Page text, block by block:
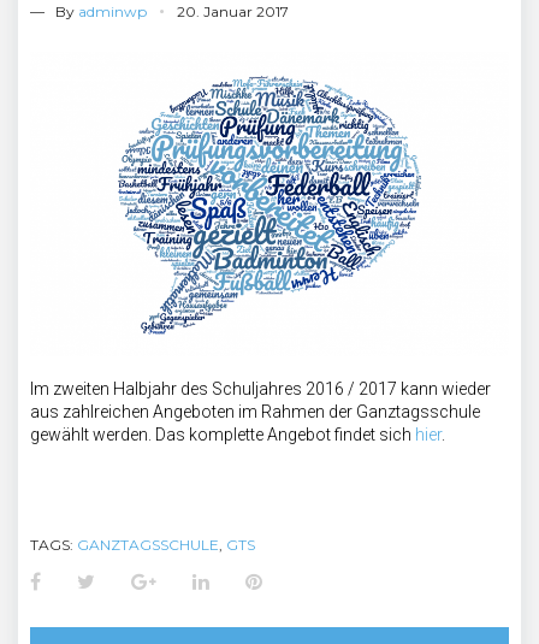
— By adminwp 20. Januar 2017
Im zweiten Halbjahr des Schuljahres 2016 / 2017 kann wieder
aus zahlreichen Angeboten im Rahmen der Ganztagsschule
gewählt werden. Das komplette Angebot findet sich hier.
TAGS: GANZTAGSSCHULE, GTS
FacebookTwitterGoogle+LinkedInPinterest